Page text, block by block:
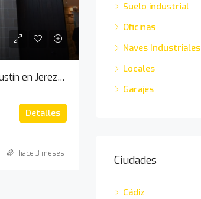
Despacho P-31 en Edificio San Agustín en Jerez de la Frontera
Detalles
hace 3 meses
Suelo industrial
Oficinas
Naves Industriales
Locales
Garajes
Ciudades
Cádiz